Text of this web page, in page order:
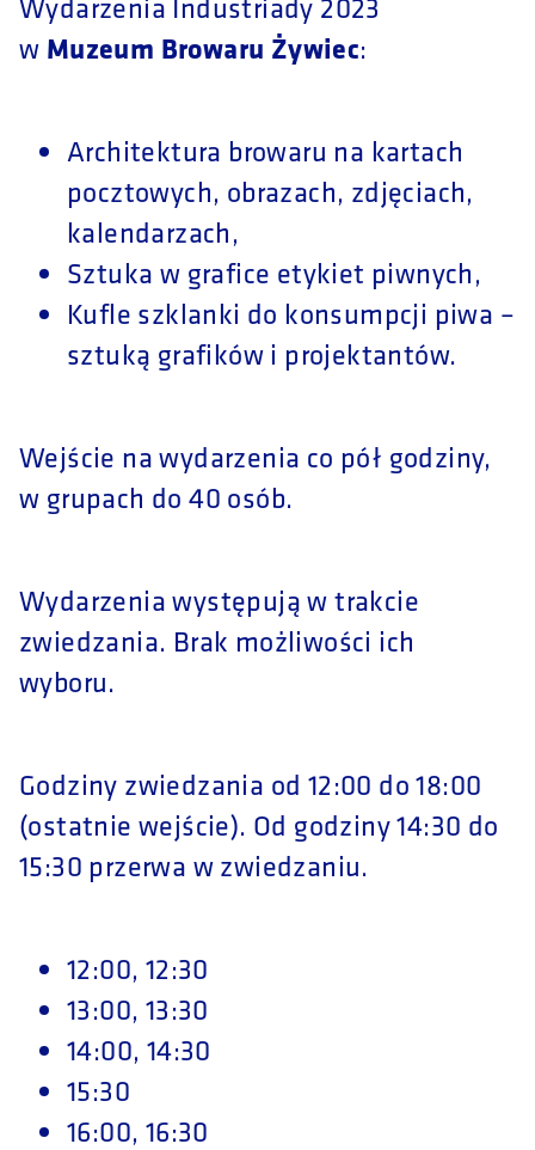
w Muzeum Browaru Żywiec:
Architektura browaru na kartach
pocztowych, obrazach, zdjęciach,
kalendarzach,
Sztuka w grafice etykiet piwnych,
Kufle szklanki do konsumpcji piwa –
sztuką grafików i projektantów.
Wejście na wydarzenia co pół godziny,
w grupach do 40 osób.
Wydarzenia występują w trakcie
zwiedzania. Brak możliwości ich
wyboru.
Godziny zwiedzania od 12:00 do 18:00
(ostatnie wejście). Od godziny 14:30 do
15:30 przerwa w zwiedzaniu.
12:00, 12:30
13:00, 13:30
14:00, 14:30
15:30
16:00, 16:30